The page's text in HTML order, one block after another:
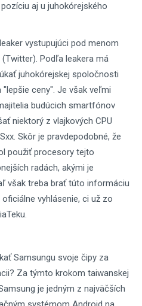
aj u juhokórejského
vystupujúci pod menom
Podľa leakera má
juhokórejskej spoločnosti
ceny". Je však veľmi
budúcich smartfónov
niektorý z vlajkových CPU
Skôr je pravdepodobné, že
použiť procesory tejto
radách, akými je
však treba brať túto informáciu
vyhlásenie, ci už zo
Samsungu svoje čipy za
Za týmto krokom taiwanskej
je jedným z najväčších